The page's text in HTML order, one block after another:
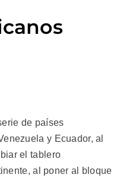
de países
y Ecuador, al
el tablero
al poner al bloque